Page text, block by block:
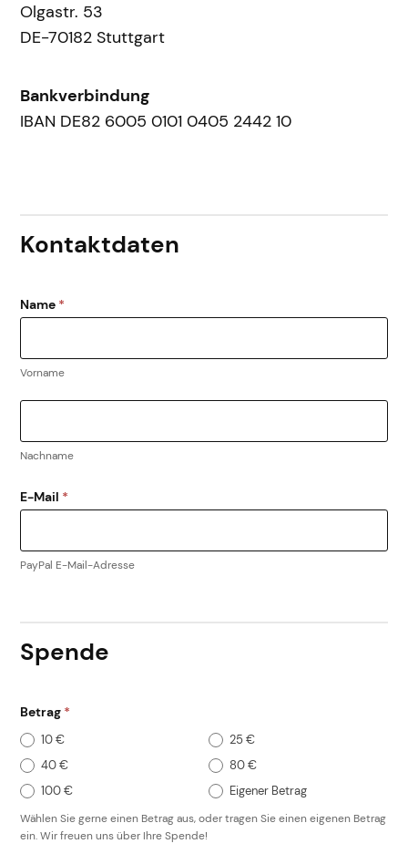
d
e
w
l
b
d
Olgastr. 53
DE-70182 Stuttgart
Bankverbindung
IBAN DE82 6005 0101 0405 2442 10
Kontaktdaten
Name *
Vorname
Nachname
E-Mail *
PayPal E-Mail-Adresse
Spende
Betrag *
10 €
25 €
40 €
80 €
100 €
Eigener BetragEigener Betrag
Wählen Sie gerne einen Betrag aus, oder tragen Sie einen eigenen Betrag
ein. Wir freuen uns über Ihre Spende!